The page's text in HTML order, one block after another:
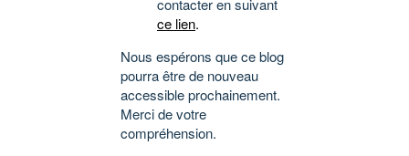
contacter en suivant
ce lien.
Nous espérons que ce blog
pourra être de nouveau
accessible prochainement.
Merci de votre
compréhension.